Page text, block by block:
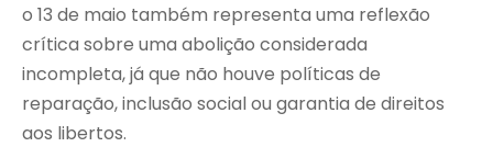
o 13 de maio também representa uma reflexão
crítica sobre uma abolição considerada
incompleta, já que não houve políticas de
reparação, inclusão social ou garantia de direitos
aos libertos.